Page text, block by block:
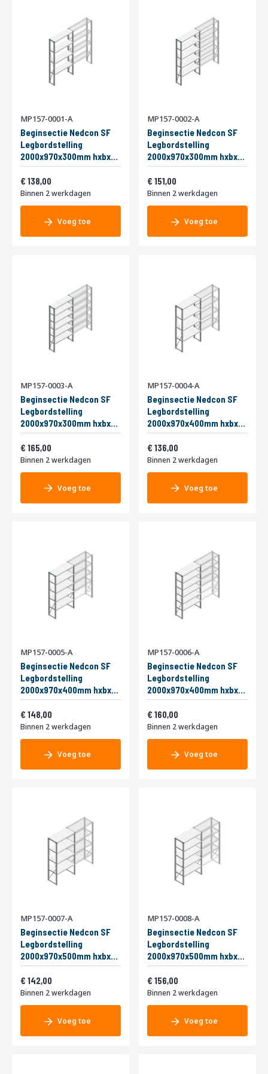
MP157-0001-A
Beginsectie Nedcon SF
Legbordstelling
2000x970x300mm hxbxd
4 niveaus Metaal Verzinkt
200kg Enkel
Vanaf
138,00
Binnen 2 werkdagen
Voeg toe
MP157-0002-A
Beginsectie Nedcon SF
Legbordstelling
2000x970x300mm hxbxd
5 niveaus Metaal Verzinkt
200kg Enkel
Vanaf
151,00
Binnen 2 werkdagen
Voeg toe
MP157-0003-A
Beginsectie Nedcon SF
Legbordstelling
2000x970x300mm hxbxd
6 niveaus Metaal Verzinkt
200kg Enkel
Vanaf
165,00
Binnen 2 werkdagen
Voeg toe
MP157-0004-A
Beginsectie Nedcon SF
Legbordstelling
2000x970x400mm hxbxd
4 niveaus Metaal Verzinkt
200kg Enkel
Vanaf
136,00
Binnen 2 werkdagen
Voeg toe
MP157-0005-A
Beginsectie Nedcon SF
Legbordstelling
2000x970x400mm hxbxd
5 niveaus Metaal Verzinkt
200kg Enkel
Vanaf
148,00
Binnen 2 werkdagen
Voeg toe
MP157-0006-A
Beginsectie Nedcon SF
Legbordstelling
2000x970x400mm hxbxd
6 niveaus Metaal Verzinkt
200kg Enkel
Vanaf
160,00
Binnen 2 werkdagen
Voeg toe
MP157-0007-A
Beginsectie Nedcon SF
Legbordstelling
2000x970x500mm hxbxd
4 niveaus Metaal Verzinkt
200kg Enkel
Vanaf
142,00
Binnen 2 werkdagen
Voeg toe
MP157-0008-A
Beginsectie Nedcon SF
Legbordstelling
2000x970x500mm hxbxd
5 niveaus Metaal Verzinkt
200kg Enkel
Vanaf
156,00
Binnen 2 werkdagen
Voeg toe